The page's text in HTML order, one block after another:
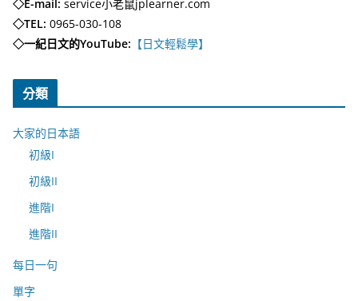
◇E-mail: service小老鼠jplearner.com
◇TEL: 0965-030-108
◇一紀日文的YouTube: 【日文輕鬆學】
分類
大家的日本語
初級I
初級II
進階I
進階II
每日一句
單字